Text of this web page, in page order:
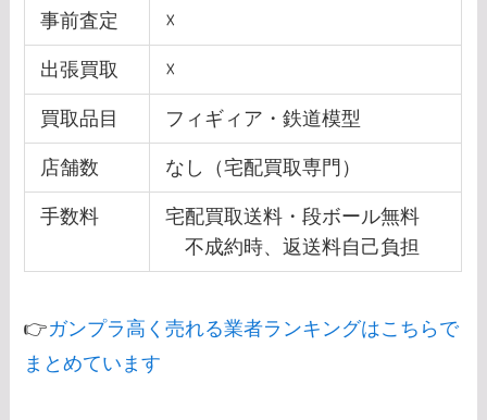
事前査定 ☓
出張買取 ☓
買取品目 フィギィア・鉄道模型
店舗数 なし（宅配買取専門）
手数料
宅配買取送料・段ボール無料
不成約時、返送料自己負担
👉ガンプラ高く売れる業者ランキングはこちらで
まとめています